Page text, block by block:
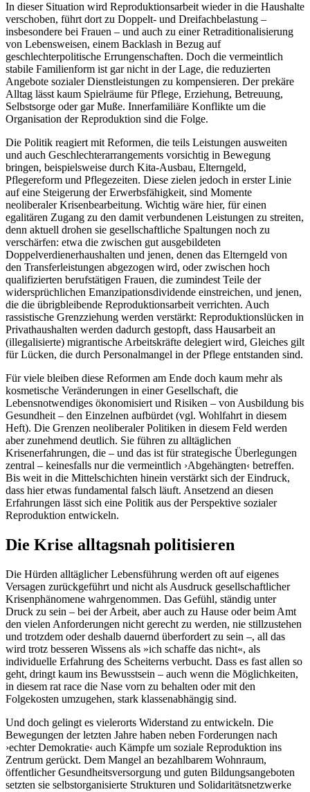
In dieser Situation wird Reproduktionsarbeit wieder in die Haushalte
verschoben, führt dort zu Doppelt- und Dreifachbelastung –
insbesondere bei Frauen – und auch zu einer Retraditionalisierung
von Lebensweisen, einem Backlash in Bezug auf
geschlechterpolitische Errungenschaften. Doch die vermeintlich
stabile Familienform ist gar nicht in der Lage, die reduzierten
Angebote sozialer Dienstleistungen zu kompensieren. Der prekäre
Alltag lässt kaum Spielräume für Pflege, Erziehung, Betreuung,
Selbstsorge oder gar Muße. Innerfamiliäre Konflikte um die
Organisation der Reproduktion sind die Folge.
Die Politik reagiert mit Reformen, die teils Leistungen ausweiten
und auch Geschlechterarrangements vorsichtig in Bewegung
bringen, beispielsweise durch Kita-Ausbau, Elterngeld,
Pflegereform und Pflegezeiten. Diese zielen jedoch in erster Linie
auf eine Steigerung der Erwerbsfähigkeit, sind Momente
neoliberaler Krisenbearbeitung. Wichtig wäre hier, für einen
egalitären Zugang zu den damit verbundenen Leistungen zu streiten,
denn aktuell drohen sie gesellschaftliche Spaltungen noch zu
verschärfen: etwa die zwischen gut ausgebildeten
Doppelverdienerhaushalten und jenen, denen das Elterngeld von
den Transferleistungen abgezogen wird, oder zwischen hoch
qualifizierten berufstätigen Frauen, die zumindest Teile der
widersprüchlichen Emanzipationsdividende einstreichen, und jenen,
die die übrigbleibende Reproduktionsarbeit verrichten. Auch
rassistische Grenzziehung werden verstärkt: Reproduktionslücken in
Privathaushalten werden dadurch gestopft, dass Hausarbeit an
(illegalisierte) migrantische Arbeitskräfte delegiert wird, Gleiches gilt
für Lücken, die durch Personalmangel in der Pflege entstanden sind.
Für viele bleiben diese Reformen am Ende doch kaum mehr als
kosmetische Veränderungen in einer Gesellschaft, die
Lebensnotwendiges ökonomisiert und Risiken – von Ausbildung bis
Gesundheit – den Einzelnen aufbürdet (vgl. Wohlfahrt in diesem
Heft). Die Grenzen neoliberaler Politiken in diesem Feld werden
aber zunehmend deutlich. Sie führen zu alltäglichen
Krisenerfahrungen, die – und das ist für strategische Überlegungen
zentral – keinesfalls nur die vermeintlich ›Abgehängten‹ betreffen.
Bis weit in die Mittelschichten hinein verstärkt sich der Eindruck,
dass hier etwas fundamental falsch läuft. Ansetzend an diesen
Erfahrungen lässt sich eine Politik aus der Perspektive sozialer
Reproduktion entwickeln.
Die Krise alltagsnah politisieren
Die Hürden alltäglicher Lebensführung werden oft auf eigenes
Versagen zurückgeführt und nicht als Ausdruck gesellschaftlicher
Krisenphänomene wahrgenommen. Das Gefühl, ständig unter
Druck zu sein – bei der Arbeit, aber auch zu Hause oder beim Amt
den vielen Anforderungen nicht gerecht zu werden, nie stillzustehen
und trotzdem oder deshalb dauernd überfordert zu sein –, all das
wird trotz besseren Wissens als »ich schaffe das nicht«, als
individuelle Erfahrung des Scheiterns verbucht. Dass es fast allen so
geht, dringt kaum ins Bewusstsein – auch wenn die Möglichkeiten,
in diesem rat race die Nase vorn zu behalten oder mit den
Folgekosten umzugehen, stark klassenabhängig sind.
Und doch gelingt es vielerorts Widerstand zu entwickeln. Die
Bewegungen der letzten Jahre haben neben Forderungen nach
›echter Demokratie‹ auch Kämpfe um soziale Reproduktion ins
Zentrum gerückt. Dem Mangel an bezahlbarem Wohnraum,
öffentlicher Gesundheitsversorgung und guten Bildungsangeboten
setzten sie selbstorganisierte Strukturen und Solidaritätsnetzwerke